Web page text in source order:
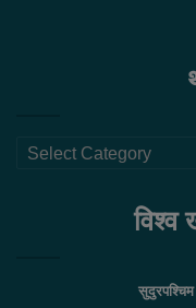
थप
विश्व
सुदुरपश्चिम